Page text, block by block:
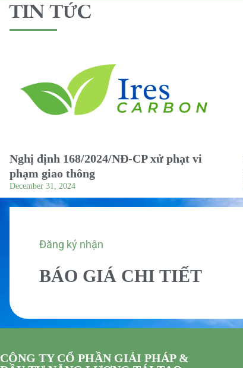
TIN TỨC
Nghị định 168/2024/NĐ-CP xử phạt vi
phạm giao thông
December 31, 2024
Đăng ký nhận
BÁO GIÁ CHI TIẾT
CÔNG TY CỔ PHẦN GIẢI PHÁP &